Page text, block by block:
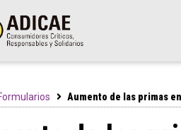
Aumento de las primas